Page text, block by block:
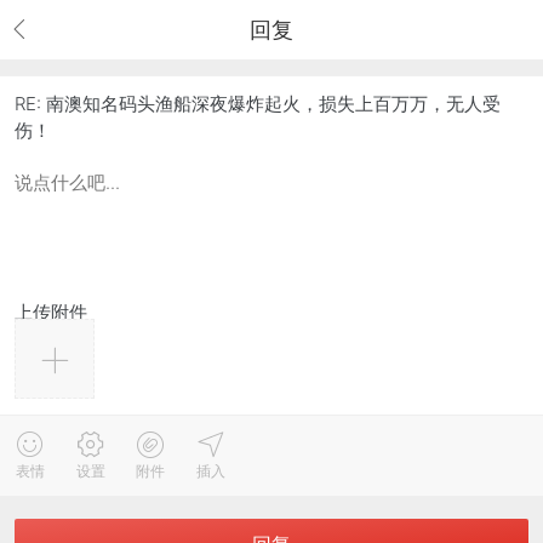
回复
RE: 南澳知名码头渔船深夜爆炸起火，损失上百万万，无人受
伤！
上传附件
表情 设置 附件 插入